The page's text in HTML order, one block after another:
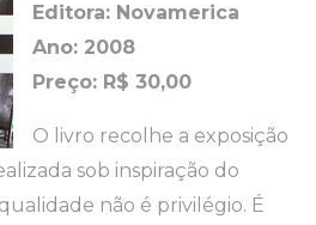
Editora: Novamerica
Ano: 2008
Preço: R$ 30,00
O livro recolhe a exposição
sob inspiração do
não é privilégio. É